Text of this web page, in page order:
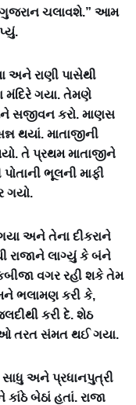
ગુજરાન ચલાવશે.” આમ
અને રાણી પાસેથી
મંદિરે ગયા. તેમણે
સજીવન કરો. માણસ
થયાં. માતાજીની
તે પ્રથમ માતાજીને
ભૂલની માફી
ગયો.
અને તેના દીકરાને
રાજાને લાગ્યું કે બંને
વગર રહી શકે તેમ
ભલામણ કરી કે,
કરી દે. શેઠ
તેઓ તરત સંમત થઈ ગયા.
સાધુ અને પ્રધાનપુત્રી
બેઠાં હતાં. રાજા